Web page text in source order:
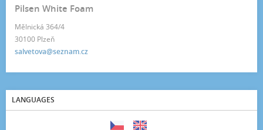
Pilsen White Foam
Mělnická 364/4
30100 Plzeň
salvetova@seznam.cz
LANGUAGES